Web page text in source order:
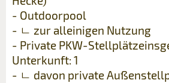
- Outdoorpool
- ㄴ zur alleinigen Nutzung
- Private PKW-
Unterkunft: 1
- ㄴ davon private